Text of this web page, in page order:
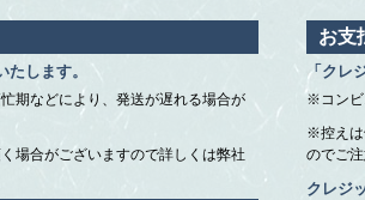
します。
期などにより、発送が遅れる場合が
場合がございますので詳しくは弊社
お支
「クレ
※コンビ
※控えは
のでご注
クレジ